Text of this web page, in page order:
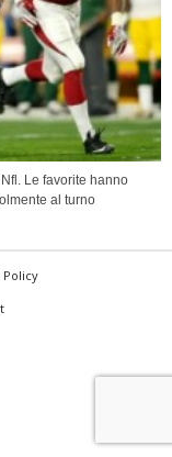
Le favorite hanno
al turno
Policy